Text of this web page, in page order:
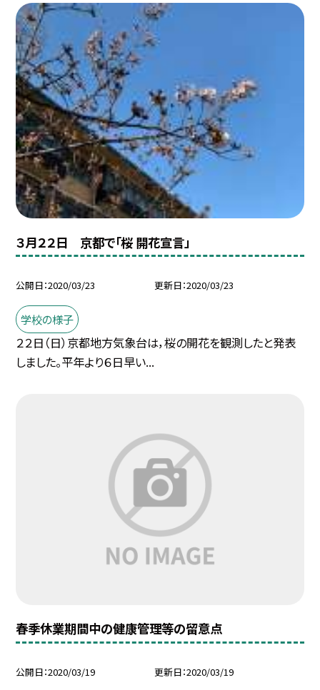
３月２２日 京都で「桜 開花宣言」
公開日 2020/03/23 更新日 2020/03/23
学校の様子
２２日（日）京都地方気象台は，桜の開花を観測したと発表
しました。平年より６日早い...
春季休業期間中の健康管理等の留意点
公開日 2020/03/19 更新日 2020/03/19